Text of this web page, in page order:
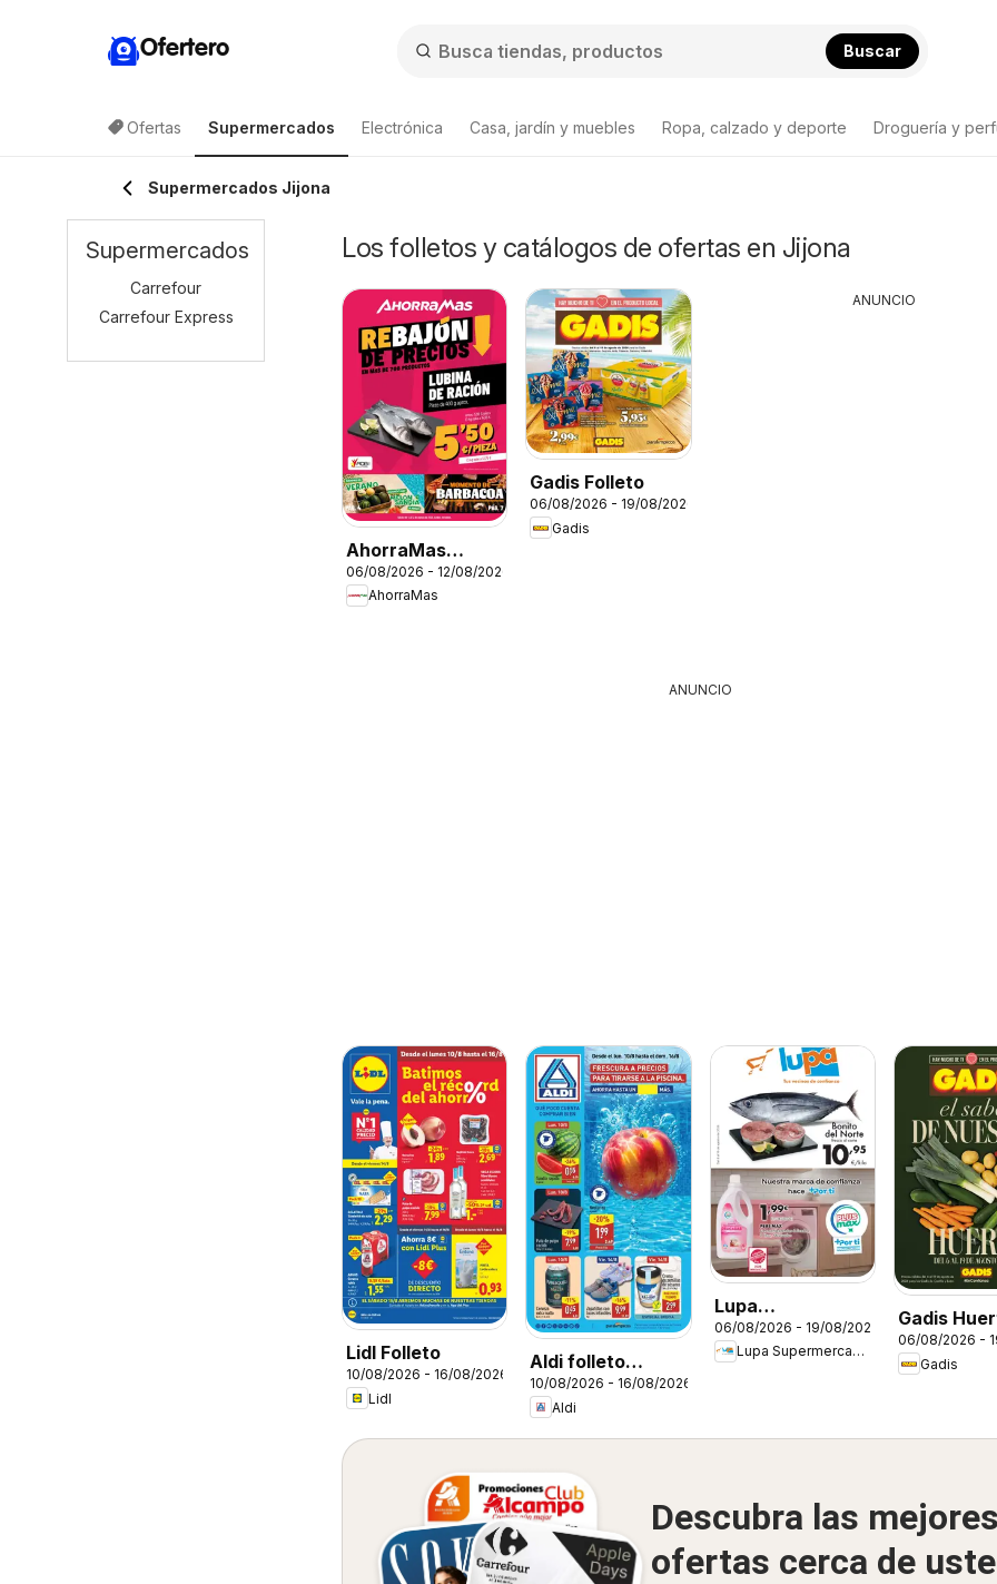
Ofertero Buscar
Ofertas Supermercados Electrónica Casa, jardín y muebles Ropa, calzado y deporte Droguería y
Supermercados Jijona
Los folletos y catálogos de ofertas en Jijona
AhorraMas
Folleto
06/08/2026 - 12/08/2026
AhorraMas
Gadis Folleto
06/08/2026 - 19/08/2026
Gadis
ANUNCIO
ANUNCIO
Lidl Folleto
10/08/2026 - 16/08/2026
Lidl
Aldi folleto
Península
10/08/2026 - 16/08/2026
Aldi
Lupa
Supermercados
Folleto
06/08/2026 - 19/08/2026
Lupa Supermercados
Gadis
06/08/2026 -
Gadis
Descubra las mejores
ofertas cerca de
Supermercados
Carrefour
Carrefour Express